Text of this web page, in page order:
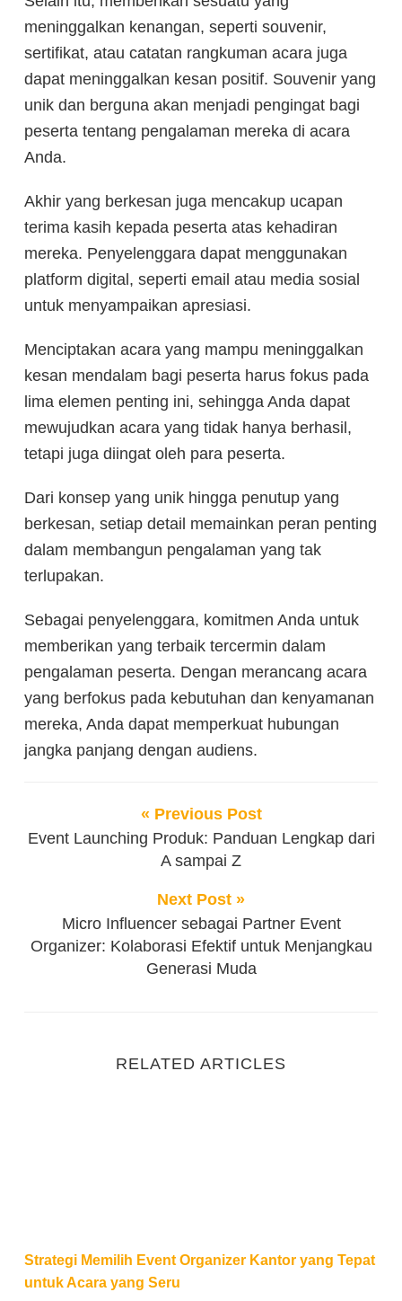
meninggalkan kenangan, seperti souvenir,
sertifikat, atau catatan rangkuman acara juga
dapat meninggalkan kesan positif. Souvenir yang
unik dan berguna akan menjadi pengingat bagi
peserta tentang pengalaman mereka di acara
Anda.
Akhir yang berkesan juga mencakup ucapan
terima kasih kepada peserta atas kehadiran
mereka. Penyelenggara dapat menggunakan
platform digital, seperti email atau media sosial
untuk menyampaikan apresiasi.
Menciptakan acara yang mampu meninggalkan
kesan mendalam bagi peserta harus fokus pada
lima elemen penting ini, sehingga Anda dapat
mewujudkan acara yang tidak hanya berhasil,
tetapi juga diingat oleh para peserta.
Dari konsep yang unik hingga penutup yang
berkesan, setiap detail memainkan peran penting
dalam membangun pengalaman yang tak
terlupakan.
Sebagai penyelenggara, komitmen Anda untuk
memberikan yang terbaik tercermin dalam
pengalaman peserta. Dengan merancang acara
yang berfokus pada kebutuhan dan kenyamanan
mereka, Anda dapat memperkuat hubungan
jangka panjang dengan audiens.
« Previous Post
Event Launching Produk: Panduan Lengkap dari
A sampai Z
Next Post »
Micro Influencer sebagai Partner Event
Organizer: Kolaborasi Efektif untuk Menjangkau
Generasi Muda
RELATED ARTICLES
Strategi Memilih Event Organizer Kantor yang Tepat
untuk Acara yang Seru